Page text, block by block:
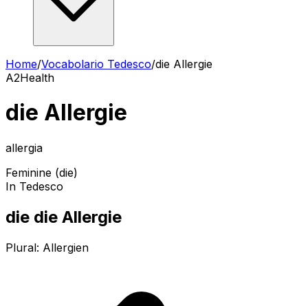
Home/Vocabolario Tedesco/die Allergie
A2Health
die Allergie
allergia
Feminine (die)
In Tedesco
die die Allergie
Plural: Allergien